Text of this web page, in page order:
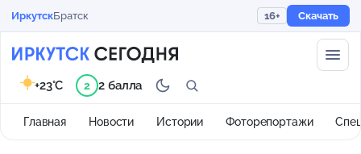
ИркутскБратск 16+ Скачать
Главная Новости Истории Фоторепортажи
+23°C 2 2 балла